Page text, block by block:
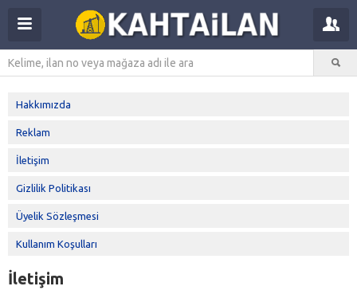
Hakkımızda
Reklam
İletişim
Gizlilik Politikası
Üyelik Sözleşmesi
Kullanım Koşulları
İletişim